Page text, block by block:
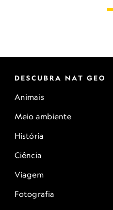
DESCUBRA NAT GEO
Animais
Meio ambiente
História
Ciência
Viagem
Fotografia